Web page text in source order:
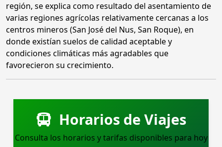
región, se explica como resultado del asentamiento de
varias regiones agrícolas relativamente cercanas a los
centros mineros (San José del Nus, San Roque), en
donde existían suelos de calidad aceptable y
condiciones climáticas más agradables que
favorecieron su crecimiento.
Horarios de Viajes
Consulta los horarios y tarifas disponibles para hoy